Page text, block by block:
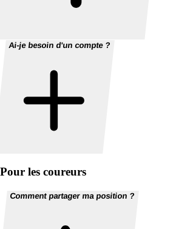
Ai-je besoin d'un compte ?
Pour les coureurs
Comment partager ma position ?